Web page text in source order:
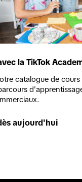
la TikTok
catalogue de
aujourd'hui